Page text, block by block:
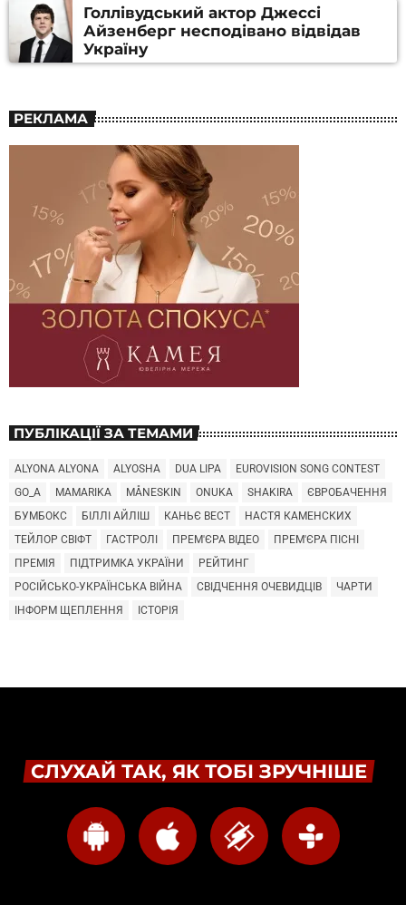
Голлівудський актор Джессі
Айзенберг несподівано відвідав
Україну
РЕКЛАМА
ПУБЛІКАЦІЇ ЗА ТЕМАМИ
ALYONA ALYONA ALYOSHA DUA LIPA
EUROVISION SONG CONTEST
GO_A
MAMARIKA MÅNESKIN ONUKA SHAKIRA
ЄВРОБАЧЕННЯ
БУМБОКС
БІЛЛІ АЙЛІШ КАНЬЄ ВЕСТ
НАСТЯ КАМЕНСКИХ
ТЕЙЛОР СВІФТ
ГАСТРОЛІ ПРЕМ'ЄРА ВІДЕО
ПРЕМ'ЄРА ПІСНІ
ПРЕМІЯ
ПІДТРИМКА УКРАЇНИ
РЕЙТИНГ
РОСІЙСЬКО-УКРАЇНСЬКА ВІЙНА
СВІДЧЕННЯ ОЧЕВИДЦІВ
ЧАРТИ
ІНФОРМ ЩЕПЛЕННЯ
ІСТОРІЯ
СЛУХАЙ ТАК, ЯК ТОБІ ЗРУЧНІШЕ